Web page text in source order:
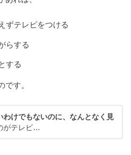
ずテレビをつける
らする
する
です。
わけでもないのに、なんとなく見
がテレビ…